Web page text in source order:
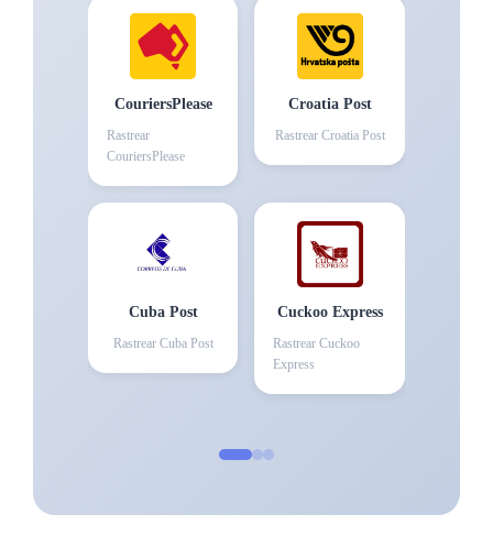
CouriersPlease
Rastrear
CouriersPlease
Croatia Post
Rastrear Croatia Post
Cuba Post
Rastrear Cuba Post
Cuckoo Express
Rastrear Cuckoo
Express